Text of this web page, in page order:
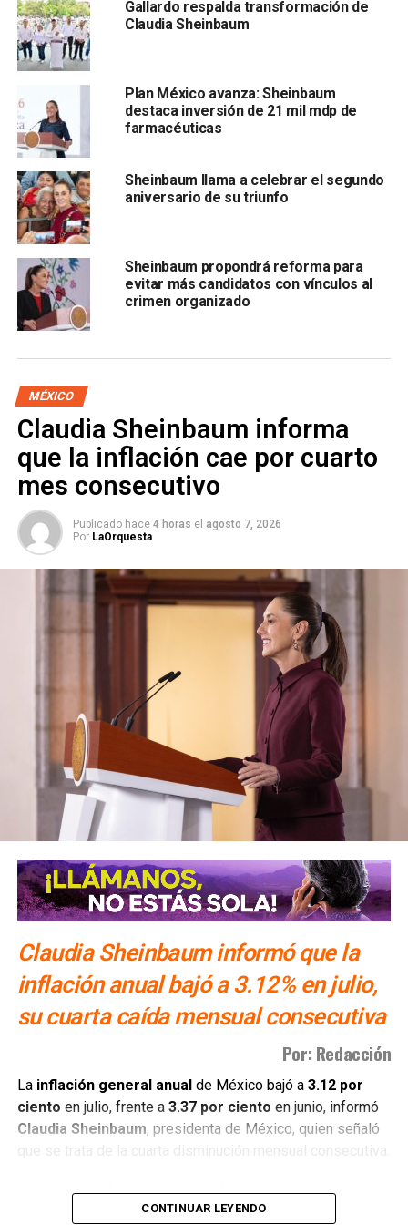
Fue elaborado por Claudia Vásquez Aquino, artesana de
Santa María Xadani, Oaxaca, que se dedica a la elaboración
de textiles del Istmo de Tehuantepec y quien dibuja sus
propios diseños, sus trazos y el bordado.
ARTÍCULOS RELACIONADOS: CLAUDIA SHEINBAUM
SIGUIENTE
Recibe Sheimbaun Bastón de mando y compromete
100 acciones
NO TE PIERDAS
Seremos una oposición que construye pero que
señala: diputados federales del PAN
Gallardo respalda transformación de
Claudia Sheinbaum
Plan México avanza: Sheinbaum
destaca inversión de 21 mil mdp de
farmacéuticas
Sheinbaum llama a celebrar el segundo
aniversario de su triunfo
Sheinbaum propondrá reforma para
evitar más candidatos con vínculos al
crimen organizado
MÉXICO
Claudia Sheinbaum informa
que la inflación cae por cuarto
mes consecutivo
Publicado hace 4 horas el agosto 7, 2026
Por LaOrquesta
Claudia Sheinbaum informó que la
inflación anual bajó a 3.12% en julio,
su cuarta caída mensual consecutiva
Por: Redacción
La inflación general anual de México bajó a 3.12 por
ciento en julio, frente a 3.37 por ciento en junio, informó
Claudia Sheinbaum, presidenta de México, quien señaló
que se trata de la cuarta disminución mensual consecutiva.
Durante la conferencia matutina “Las mañaneras del
pueblo”, Sheinbaum atribuyó la baja a los acuerdos
CONTINUAR LEYENDO